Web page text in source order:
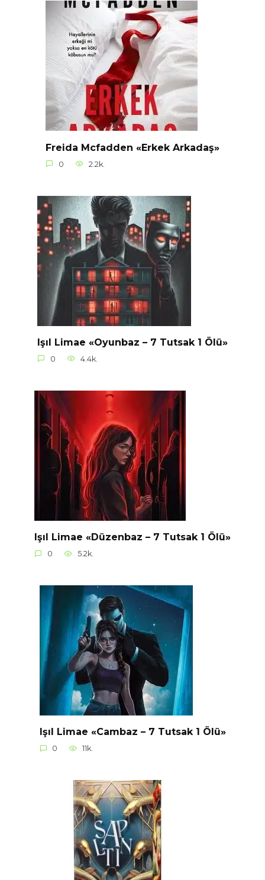
Freida Mcfadden «Erkek Arkadaş»
0 2.2k.
Işıl Limae «Oyunbaz – 7 Tutsak 1 Ölü»
0 4.4k.
Işıl Limae «Düzenbaz – 7 Tutsak 1 Ölü»
0 5.2k.
Işıl Limae «Cambaz – 7 Tutsak 1 Ölü»
0 11k.